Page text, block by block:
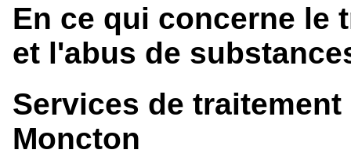
En ce qui concerne le
et l'abus de
Services de
Moncton